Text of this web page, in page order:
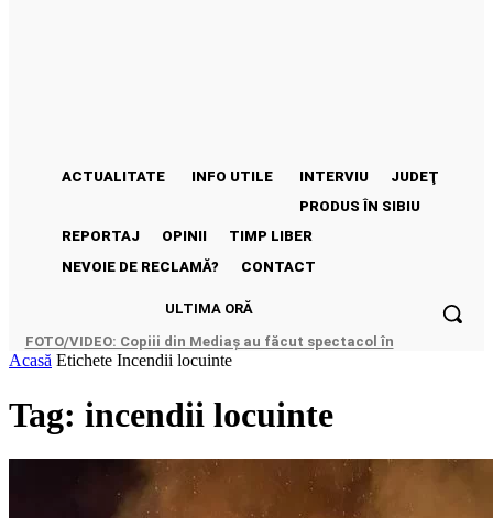
ACTUALITATE INFO UTILE INTERVIU
JUDEŢ
PRODUS ÎN SIBIU
REPORTAJ
OPINII
TIMP LIBER
NEVOIE DE RECLAMĂ?
CONTACT
ULTIMA ORĂ
FOTO/VIDEO: Copiii din Mediaș au făcut spectacol în
Taiwan. Rezultate excelente la atletism și fotbal
Acasă Etichete Incendii locuinte
Tag: incendii locuinte